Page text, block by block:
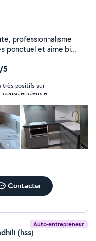
professionnalisme
ponctuel et aime bien
ans d'expérience
montage de
pinture..
5
très positifs sur
consciencieux et
Merci Mourad pour le
Contacter
Auto-entrepreneur
(hss)